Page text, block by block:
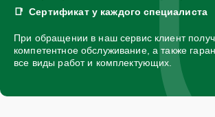
Сертификат у каждого специалиста
При обращении в наш сервис клиент
компетентное обслуживание, а также
все виды работ и комплектующих.